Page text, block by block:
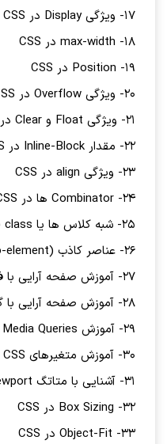
17- ویژگی Display در CSS
18- max-width در CSS
19- Position در CSS
20- ویژگی Overflow در CSS
21- ویژگی Float و Clear در CSS
22- مقدار Inline-Block در CSS
23- ویژگی align در CSS
24- Combinator ها در CSS
25- شبه کلاس ها یا Pseudo class ها در CSS
26- عناصر کاذب (Pseudo-element) در CSS
27- آموزش صفحه آرایی با فلکس باکس (CSS Flexbox)
28- آموزش صفحه آرایی با گرید (CSS Grid)
29- آموزش CSS Media Queries
30- آموزش متغیرهای CSS و تابع ()var
31- آشنایی با متاتگ viewport
32- Box Sizing در CSS
33- Object-Fit در CSS